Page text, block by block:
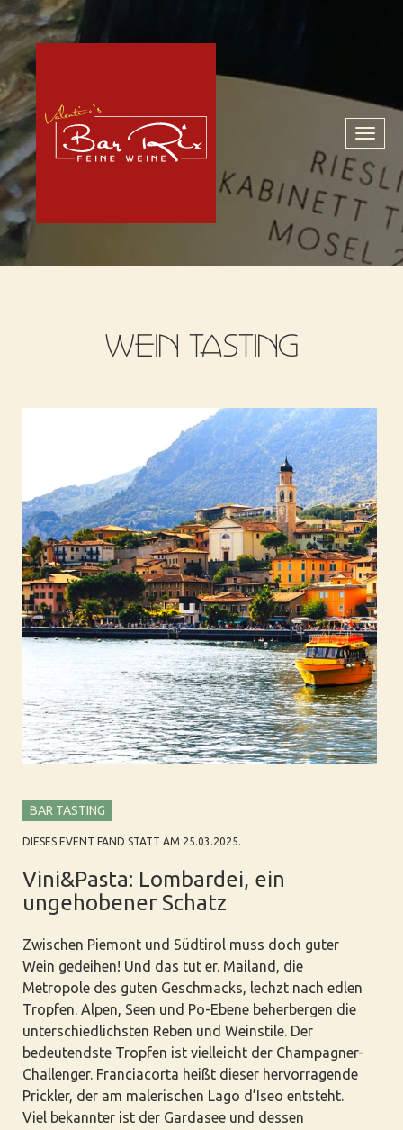
Toggle
WEIN TASTING
BAR TASTING
DIESES EVENT FAND STATT AM 25.03.2025.
Vini&Pasta: Lombardei, ein
ungehobener Schatz
Zwischen Piemont und Südtirol muss doch guter
Wein gedeihen! Und das tut er. Mailand, die
Metropole des guten Geschmacks, lechzt nach edlen
Tropfen. Alpen, Seen und Po-Ebene beherbergen die
unterschiedlichsten Reben und Weinstile. Der
bedeutendste Tropfen ist vielleicht der Champagner-
Challenger. Franciacorta heißt dieser hervorragende
Prickler, der am malerischen Lago d’Iseo entsteht.
Viel bekannter ist der Gardasee und dessen